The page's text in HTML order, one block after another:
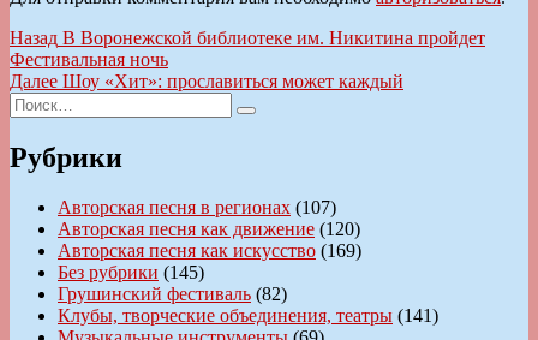
Навигация
по
записям
Назад Предыдущая
запись:
В Воронежской библиотеке им. Никитина пройдет
Фестивальная ночь
Далее Следующая
Шоу «Хит»: прославиться может каждый
Искать:
Поиск
Рубрики
Авторская песня в регионах (107)
Авторская песня как движение (120)
Авторская песня как искусство (169)
Без рубрики (145)
Грушинский фестиваль (82)
Клубы, творческие объединения, театры (141)